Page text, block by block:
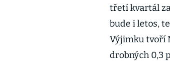
třetí kvartál
bude i letos,
Výjimku tvoří
drobných 0,3